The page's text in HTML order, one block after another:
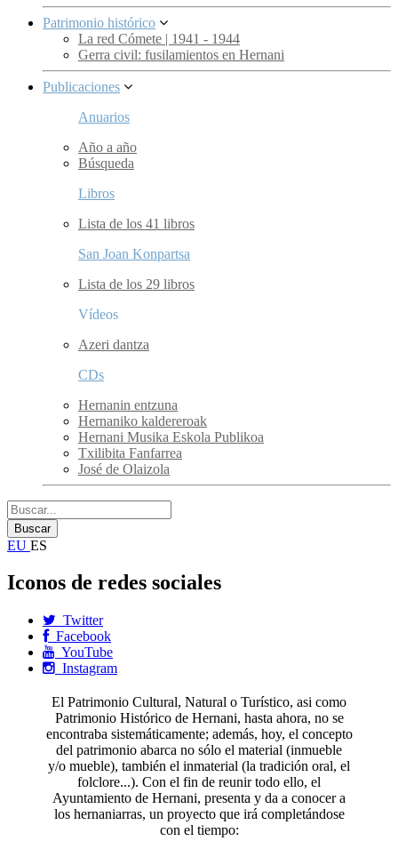
Patrimonio histórico
La red Cómete | 1941 - 1944
Gerra civil: fusilamientos en Hernani
Publicaciones
Anuarios
Año a año
Búsqueda
Libros
Lista de los 41 libros
San Joan Konpartsa
Lista de los 29 libros
Vídeos
Azeri dantza
CDs
Hernanin entzuna
Hernaniko kaldereroak
Hernani Musika Eskola Publikoa
Txilibita Fanfarrea
José de Olaizola
EU ES
Iconos de redes sociales
Twitter
Facebook
YouTube
Instagram
El Patrimonio Cultural, Natural o Turístico, asi como
Patrimonio Histórico de Hernani, hasta ahora, no se
encontraba sistemáticamente; además, hoy, el concepto
del patrimonio abarca no sólo el material (inmueble
y/o mueble), también el inmaterial (la tradición oral, el
folclore...). Con el fin de reunir todo ello, el
Ayuntamiento de Hernani, presenta y da a conocer a
los hernaniarras, un proyecto que irá completándose
con el tiempo: